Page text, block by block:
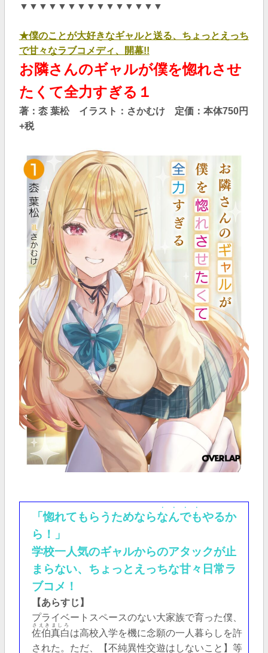
▼▼▼▼▼▼▼▼▼▼▼▼▼▼▼
★僕のことが大好きなギャルと送る、ちょっとえっち
で甘々なラブコメディ、開幕!!
お隣さんのギャルが僕を惚れさせ
たくて全力すぎる１
著：枩 葉松 イラスト：さかむけ 定価：本体750円
+税
「惚れてもらうためならなんでも
・・・・
やるか
ら！」
学校一人気のギャルからのアタックが止
まらない、ちょっとえっちな甘々日常ラ
ブコメ！
【あらすじ】
プライベートスペースのない大家族で育った僕、
佐伯真白
さえきましろ
は高校入学を機に念願の一人暮らしを許
された。ただ、【不純異性交遊はしないこと】等